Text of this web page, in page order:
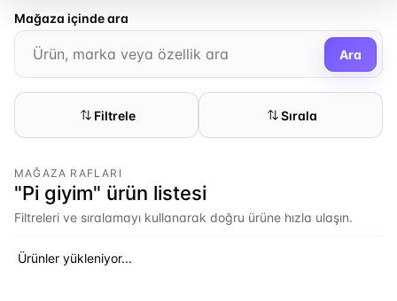
Mağaza içinde ara
Ara
Filtrele Sırala
MAĞAZA RAFLARI
"Pi giyim" ürün listesi
Filtreleri ve sıralamayı kullanarak doğru ürüne hızla ulaşın.
Ürünler yükleniyor...